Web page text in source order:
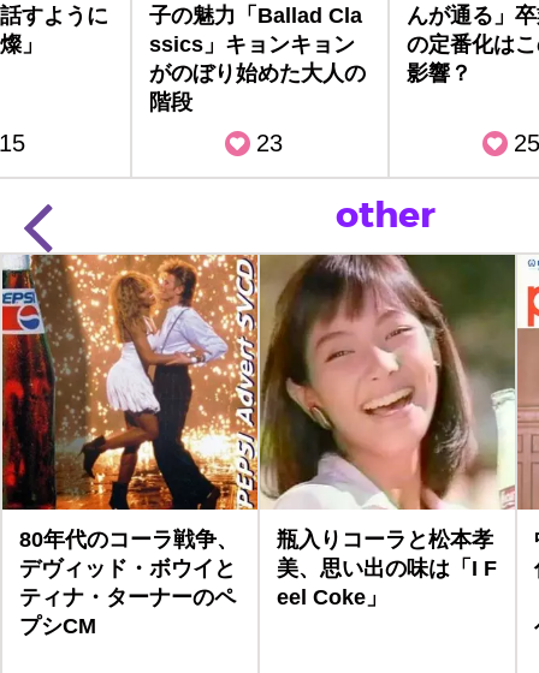
すように
」
15
子の魅力「Ballad Cla
ssics」キョンキョン
がのぼり始めた大人の
階段
23
んが通る」
の定番化は
影響？
25
other
80年代のコーラ戦争、
デヴィッド・ボウイと
ティナ・ターナーのペ
プシCM
瓶入りコーラと松本孝
美、思い出の味は「I F
eel Coke」